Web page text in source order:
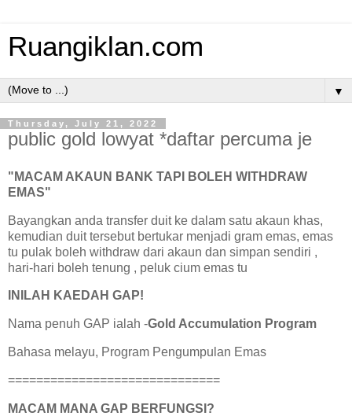
Ruangiklan.com
▼
Thursday, July 21, 2022
public gold lowyat *daftar percuma je
"MACAM AKAUN BANK TAPI BOLEH WITHDRAW
EMAS"
Bayangkan anda transfer duit ke dalam satu akaun khas,
kemudian duit tersebut bertukar menjadi gram emas, emas
tu pulak boleh withdraw dari akaun dan simpan sendiri ,
hari-hari boleh tenung , peluk cium emas tu
INILAH KAEDAH GAP!
Nama penuh GAP ialah -Gold Accumulation Program
Bahasa melayu, Program Pengumpulan Emas
==============================
MACAM MANA GAP BERFUNGSI?